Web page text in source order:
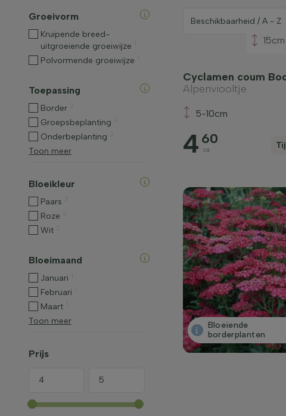
Groeivorm
Kruipende breed-
uitgroeiende groeiwijze
Polvormende groeiwijze
Toepassing
Border
Groepsbeplanting
Onderbeplanting
Toon meer
Bloeikleur
Paars
Roze
Wit
Bloeimaand
Januari
Februari
Maart
Toon meer
Prijs
15cm
Cyclamen coum
Alpenviooltje
5-10cm
4 60
va
Bloeiende
borderplanten